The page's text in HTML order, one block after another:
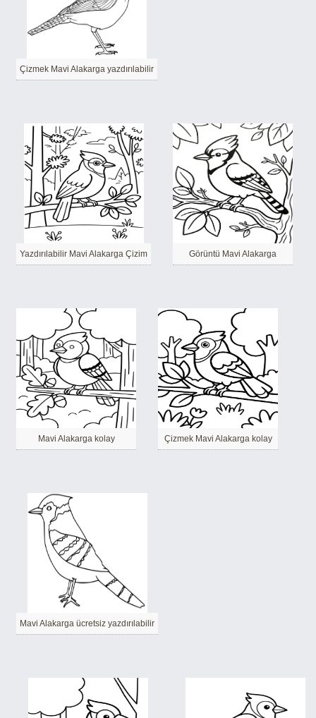
Çizmek Mavi Alakarga yazdırılabilir
Yazdırılabilir Mavi Alakarga Çizim Görüntü Mavi Alakarga
Mavi Alakarga kolay Çizmek Mavi Alakarga kolay
Mavi Alakarga ücretsiz yazdırılabilir